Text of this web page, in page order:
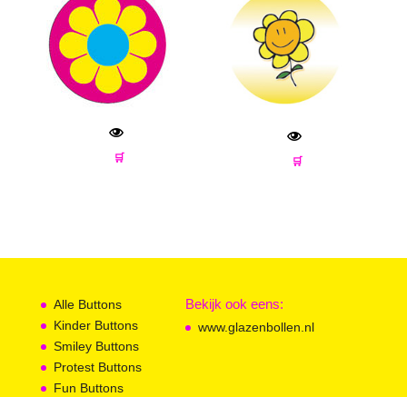
🛒 🛒
Alle Buttons
Kinder Buttons
Smiley Buttons
Protest Buttons
Fun Buttons
Bekijk ook eens:
www.glazenbollen.nl